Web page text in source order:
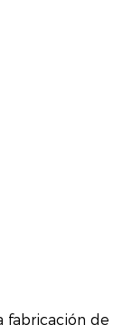
fabricación de